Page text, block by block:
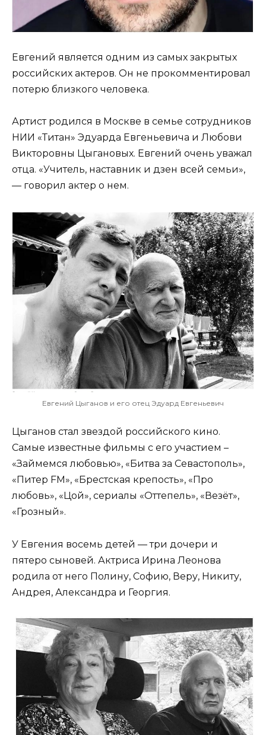
Евгений является одним из самых закрытых
российских актеров. Он не прокомментировал
потерю близкого человека.
Артист родился в Москве в семье сотрудников
НИИ «Титан» Эдуарда Евгеньевича и Любови
Викторовны Цыгановых. Евгений очень уважал
отца. «Учитель, наставник и дзен всей семьи»,
— говорил актер о нем.
Евгений Цыганов и его отец Эдуард Евгеньевич
Цыганов стал звездой российского кино.
Самые известные фильмы с его участием –
«Займемся любовью», «Битва за Севастополь»,
«Питер FM», «Брестская крепость», «Про
любовь», «Цой», сериалы «Оттепель», «Везёт»,
«Грозный».
У Евгения восемь детей — три дочери и
пятеро сыновей. Актриса Ирина Леонова
родила от него Полину, Софию, Веру, Никиту,
Андрея, Александра и Георгия.